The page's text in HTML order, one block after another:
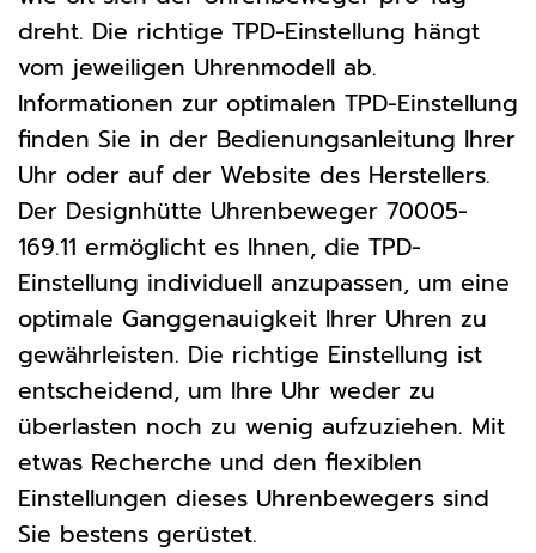
dreht. Die richtige TPD-Einstellung hängt
vom jeweiligen Uhrenmodell ab.
Informationen zur optimalen TPD-Einstellung
finden Sie in der Bedienungsanleitung Ihrer
Uhr oder auf der Website des Herstellers.
Der Designhütte Uhrenbeweger 70005-
169.11 ermöglicht es Ihnen, die TPD-
Einstellung individuell anzupassen, um eine
optimale Ganggenauigkeit Ihrer Uhren zu
gewährleisten. Die richtige Einstellung ist
entscheidend, um Ihre Uhr weder zu
überlasten noch zu wenig aufzuziehen. Mit
etwas Recherche und den flexiblen
Einstellungen dieses Uhrenbewegers sind
Sie bestens gerüstet.